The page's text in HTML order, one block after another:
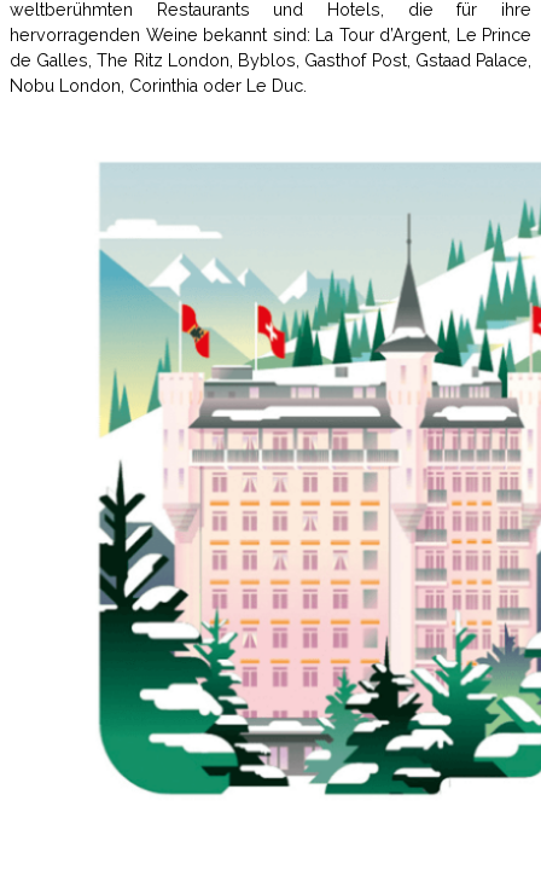
weltberühmten Restaurants und Hotels, die für ihre
hervorragenden Weine bekannt sind: La Tour d’Argent, Le Prince
de Galles, The Ritz London, Byblos, Gasthof Post, Gstaad Palace,
Nobu London, Corinthia oder Le Duc.